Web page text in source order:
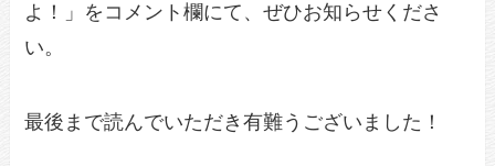
よ！」をコメント欄にて、ぜひお知らせくださ
い。
最後まで読んでいただき有難うございました！